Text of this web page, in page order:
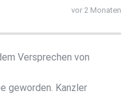
vor 2 Monaten
Versprechen von
geworden. Kanzler